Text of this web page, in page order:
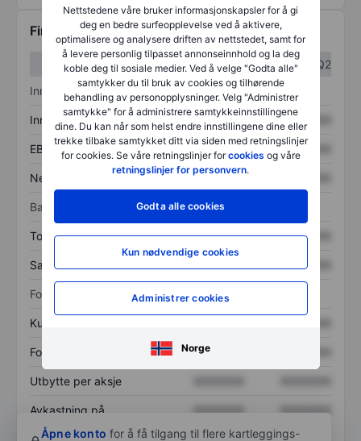
Nettstedene våre bruker informasjonskapsler for å gi
deg en bedre surfeopplevelse ved å aktivere,
optimalisere og analysere driften av nettstedet, samt for
å levere personlig tilpasset annonseinnhold og la deg
koble deg til sosiale medier. Ved å velge "Godta alle"
samtykker du til bruk av cookies og tilhørende
behandling av personopplysninger. Velg "Administrer
samtykke" for å administrere samtykkeinnstillingene
dine. Du kan når som helst endre innstillingene dine eller
trekke tilbake samtykket ditt via siden med retningslinjer
for cookies. Se våre retningslinjer forcookies og våre
retningslinjer for personvern.
Godta alle cookies
Kun nødvendige cookies
Administrer cookies
Norge
Finansiell informasjon
Q1
Q2
Inntektsoversikt
Inntekter XXXXXXX XXXXXXX
EBITDA XXXXXXX XXXXXXX
Nettoinntekt XXXXXXX
Balanse
Totale eiendeler XXXXXXX XXXXXXX
Samlet gjeld XXXXXXX
Forholdstall
Kurs/salg
Fortjeneste per aksje XXXXXXX
Utbytte per aksje
Avkastning på
egenkapital
XXXXXXX
XXXXXXX
Åpne konto for å få tilgang til flere kartleggings-